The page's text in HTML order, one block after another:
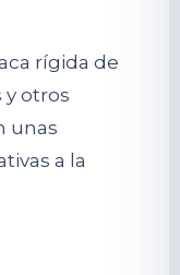
rígida de
y otros
unas
a la